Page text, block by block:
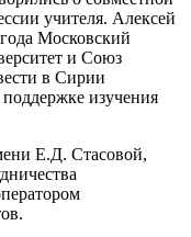
учителя. Алексей
Московский
и Союз
в Сирии
изучения
Е.Д. Стасовой,